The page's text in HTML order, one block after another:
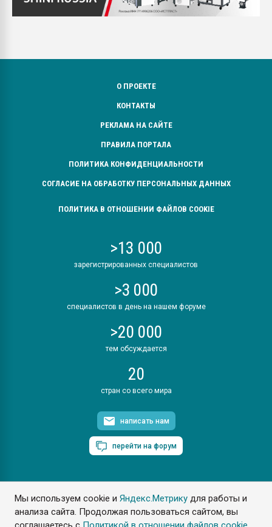
Мы используем cookie иЯндекс.Метрику для работы и
анализа сайта. Продолжая пользоваться сайтом, вы
О ПРОЕКТЕ
КОНТАКТЫ
РЕКЛАМА НА САЙТЕ
ПРАВИЛА ПОРТАЛА
ПОЛИТИКА КОНФИДЕНЦИАЛЬНОСТИ
СОГЛАСИЕ НА ОБРАБОТКУ ПЕРСОНАЛЬНЫХ ДАННЫХ
ПОЛИТИКА В ОТНОШЕНИИ ФАЙЛОВ COOKIE
>13 000
зарегистрированных специалистов
>3 000
специалистов в день на нашем форуме
>20 000
тем обсуждается
20
стран со всего мира
написать нам
перейти на форум
ПластЭксперт © 2006. Все права защищены
Разрешается копирование материалов сайта с обязательной
ссылкой на www.e-plastic.ru